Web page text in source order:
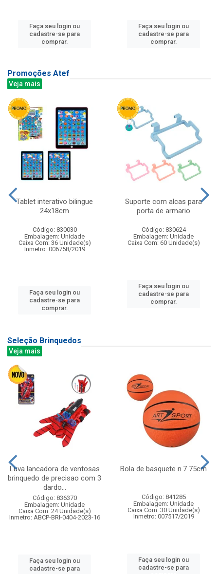
Faça seu login ou
cadastre-se para
comprar.
Faça seu login ou
cadastre-se para
comprar.
Promoções Atef
Veja mais
Tablet interativo bilingue
24x18cm
Código: 830030
Embalagem: Unidade
Caixa Com: 36 Unidade(s)
Inmetro: 006758/2019
Faça seu login ou
cadastre-se para
comprar.
Suporte com alcas para
porta de armario
Código: 830624
Embalagem: Unidade
Caixa Com: 60 Unidade(s)
Faça seu login ou
cadastre-se para
comprar.
Seleção Brinquedos
Veja mais
Luva lancadora de ventosas
brinquedo de precisao com 3
dardo...
Código: 836370
Embalagem: Unidade
Caixa Com: 24 Unidade(s)
Inmetro: ABCP-BRI-0404-2023-16
Faça seu login ou
cadastre-se para
Bola de basquete n.7 75cm
Código: 841285
Embalagem: Unidade
Caixa Com: 30 Unidade(s)
Inmetro: 007517/2019
Faça seu login ou
cadastre-se para